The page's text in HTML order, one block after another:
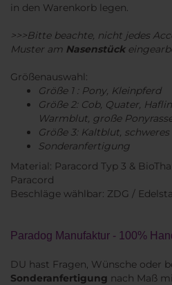
in den Warenkorb legen.
>>>Bitte beachte, nicht jedes
Muster am Nasenstück
Größenauswahl:
​Größe 1 : Pony, Kleinpferd
Größe 2: Cob, Quater,
Warmblut, große
Größe 3: Kaltblut,
Sonderanfertigung
Material: Paracord Typ 3 &
Paracord
Beschläge wählbar: ZDG /
Paradog Manufaktur - 100%
DU hast Fragen, Wünsche oder
Sonderanfertigung nach Maß